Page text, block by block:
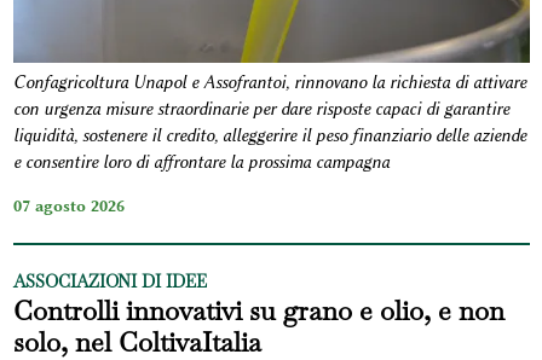
Confagricoltura Unapol e Assofrantoi, rinnovano la richiesta di attivare
con urgenza misure straordinarie per dare risposte capaci di garantire
liquidità, sostenere il credito, alleggerire il peso finanziario delle aziende
e consentire loro di affrontare la prossima campagna
07 agosto 2026
ASSOCIAZIONI DI IDEE
Controlli innovativi su grano e olio, e non
solo, nel ColtivaItalia